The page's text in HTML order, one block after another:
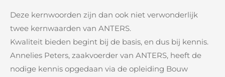
Deze kernwoorden zijn dan ook niet verwonderlijk
twee kernwaarden van ANTERS.
Kwaliteit bieden begint bij de basis, en dus bij kennis.
Annelies Peters, zaakvoerder van ANTERS, heeft de
nodige kennis opgedaan via de opleiding Bouw